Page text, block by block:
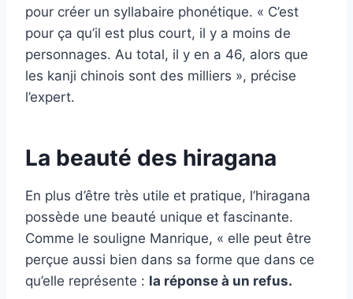
pour créer un syllabaire phonétique. « C’est
pour ça qu’il est plus court, il y a moins de
personnages. Au total, il y en a 46, alors que
les kanji chinois sont des milliers », précise
l’expert.
La beauté des hiragana
En plus d’être très utile et pratique, l’hiragana
possède une beauté unique et fascinante.
Comme le souligne Manrique, « elle peut être
perçue aussi bien dans sa forme que dans ce
qu’elle représente : la réponse à un refus.